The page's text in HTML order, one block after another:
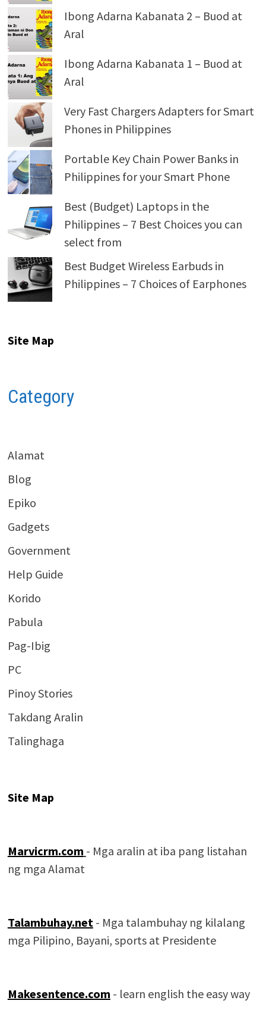
Ibong Adarna Kabanata 2 – Buod at
Aral
Ibong Adarna Kabanata 1 – Buod at
Aral
Very Fast Chargers Adapters for Smart
Phones in Philippines
Portable Key Chain Power Banks in
Philippines for your Smart Phone
Best (Budget) Laptops in the
Philippines – 7 Best Choices you can
select from
Best Budget Wireless Earbuds in
Philippines – 7 Choices of Earphones
Site Map
Category
Alamat
Blog
Epiko
Gadgets
Government
Help Guide
Korido
Pabula
Pag-Ibig
PC
Pinoy Stories
Takdang Aralin
Talinghaga
Site Map
Marvicrm.com - Mga aralin at iba pang listahan
ng mga Alamat
Talambuhay.net - Mga talambuhay ng kilalang
mga Pilipino, Bayani, sports at Presidente
Makesentence.com - learn english the easy way